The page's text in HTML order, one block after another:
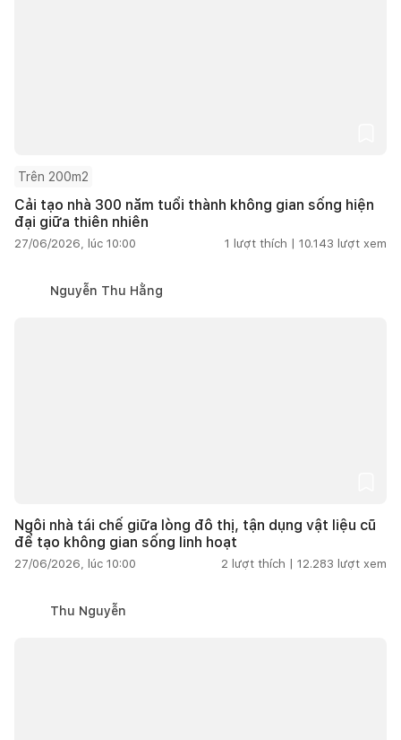
Trên 200m2
Cải tạo nhà 300 năm tuổi thành không gian sống hiện
đại giữa thiên nhiên
27/06/2026, lúc 10:00 1 lượt thích | 10.143 lượt xem
Nguyễn Thu Hằng
Ngôi nhà tái chế giữa lòng đô thị, tận dụng vật liệu cũ
để tạo không gian sống linh hoạt
27/06/2026, lúc 10:00 2 lượt thích | 12.283 lượt xem
Thu Nguyễn